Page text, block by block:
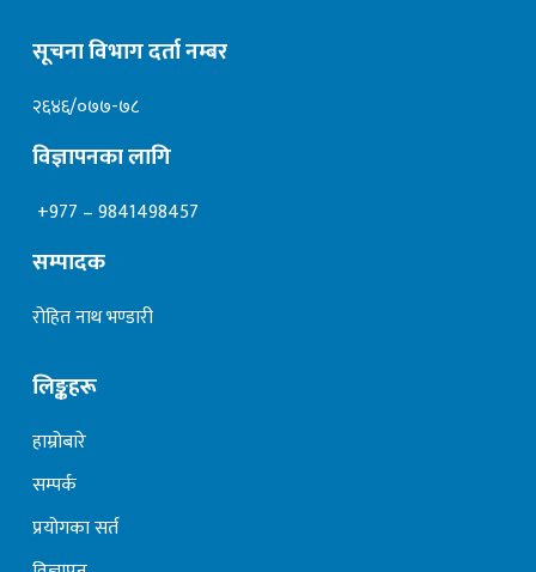
सूचना विभाग दर्ता नम्बर
२६४६/०७७-७८
विज्ञापनका लागि
+977 – 9841498457
सम्पादक
रोहित नाथ भण्डारी
लिङ्कहरू
हाम्रोबारे
सम्पर्क
प्रयोगका सर्त